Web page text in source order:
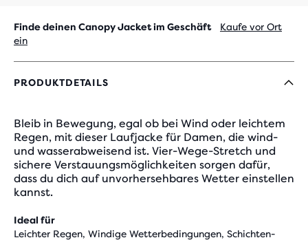
Finde deinen Canopy Jacket im Geschäft
Kaufe vor Ort
ein
PRODUKTDETAILS
Bleib in Bewegung, egal ob bei Wind oder leichtem
Regen, mit dieser Laufjacke für Damen, die wind-
und wasserabweisend ist. Vier-Wege-Stretch und
sichere Verstauungsmöglichkeiten sorgen dafür,
dass du dich auf unvorhersehbares Wetter einstellen
kannst.
Ideal für
Leichter Regen, Windige Wetterbedingungen, Schichten-